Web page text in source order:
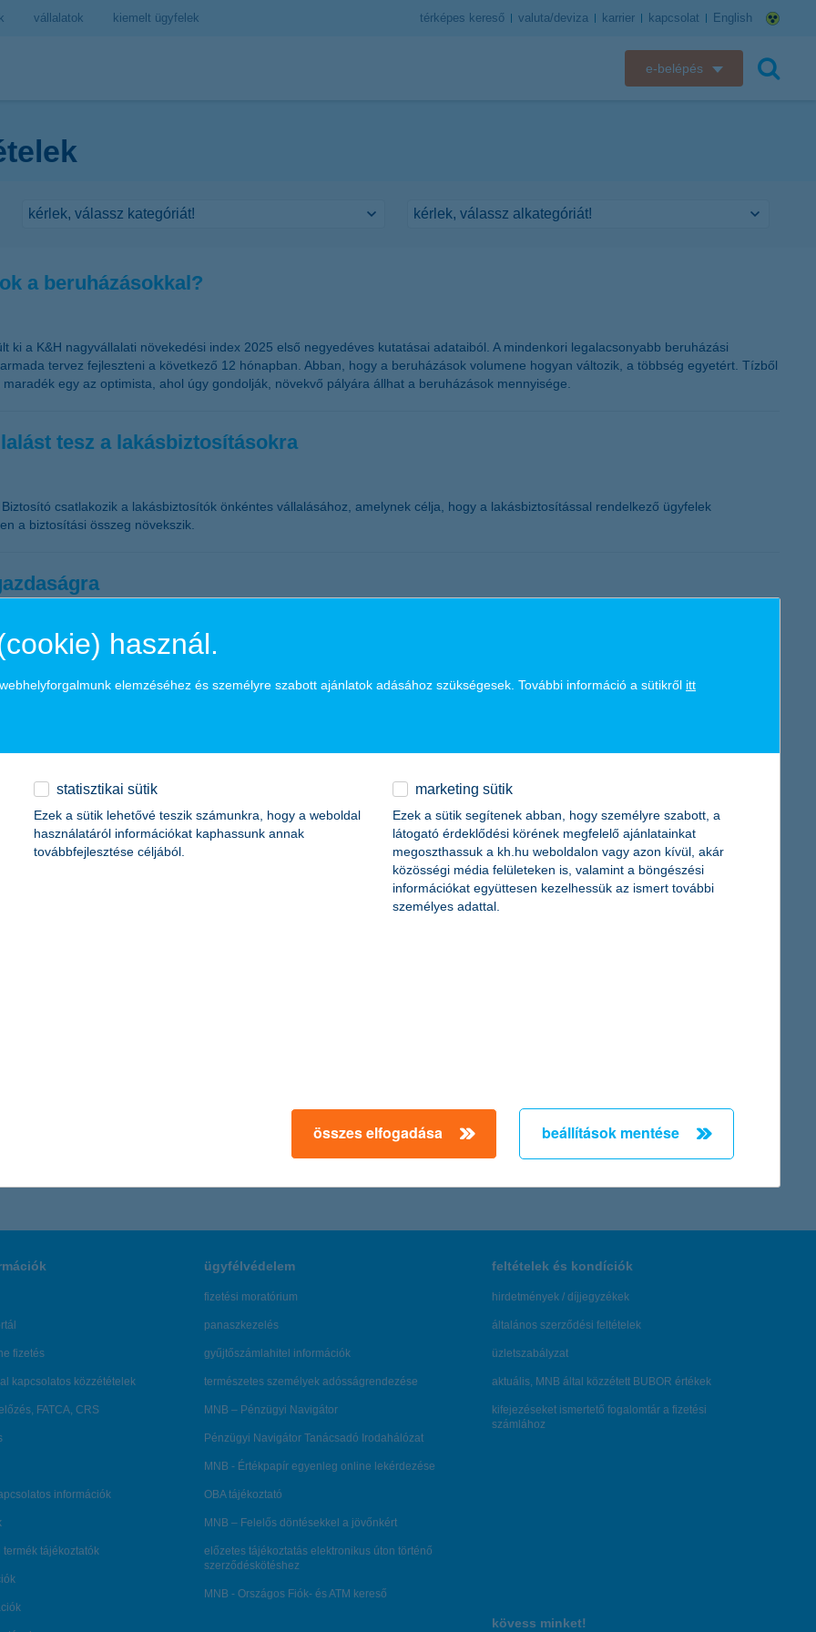
vállalatok kiemelt ügyfelek térképes kereső valuta/deviza karrier kapcsolat English
e-belépés
a beruházásokkal?
a K&H nagyvállalati növekedési index 2025 első negyedéves kutatásai adataiból. A mindenkori legalacsonyabb beruházási
tervez fejleszteni a következő 12 hónapban. Abban, hogy a beruházások volumene hogyan változik, a többség egyetért. Tízből
egy az optimista, ahol úgy gondolják, növekvő pályára állhat a beruházások mennyisége.
tesz a lakásbiztosításokra
csatlakozik a lakásbiztosítók önkéntes vállalásához, amelynek célja, hogy a lakásbiztosítással rendelkező ügyfelek
a biztosítási összeg növekszik.
jelentkeznek a magyar agráriumban az idei évben is, nem csoda, hogy a mezőgazdasági vállalkozások várakozásai már
és pénzügyi eredményességében. Ebben a helyzetben rendkívül fontos, hogy a gazdaságok és finanszírozóik találjanak egy
pénzügyi, finanszírozási nehézségeket kezeljék és a cégek működése biztonságban legyen.
alindex a K&H innovációs index 2025 első félévi adatai szerint. Ez 7 pontos javulást jelent az előző félévhez képest, és jól mutatja,
vállalatok egyre tudatosabban fordulnak a technológiai fejlesztések felé – különösen a mesterséges intelligencia (MI), az IoT,
← Első Előző Következő
fizetés
kapcsolatos közzétételek
FATCA, CRS
információk
termék tájékoztatók
ügyfélvédelem
fizetési moratórium
panaszkezelés
gyűjtőszámlahitel információk
természetes személyek adósságrendezése
MNB – Pénzügyi Navigátor
Pénzügyi Navigátor Tanácsadó Irodahálózat
MNB - Értékpapír egyenleg online lekérdezése
OBA tájékoztató
MNB – Felelős döntésekkel a jövőnkért
előzetes tájékoztatás elektronikus úton történő
szerződéskötéshez
MNB - Országos Fiók- és ATM kereső
feltételek és kondíciók
hirdetmények / díjjegyzékek
általános szerződési feltételek
üzletszabályzat
aktuális, MNB által közzétett BUBOR értékek
kifejezéseket ismertető fogalomtár a fizetési
számlához
kövess minket!
használ.
elemzéséhez és személyre szabott ajánlatok adásához szükségesek. További információ a sütikről itt
statisztikai sütik
Ezek a sütik lehetővé teszik számunkra, hogy a weboldal
használatáról információkat kaphassunk annak
továbbfejlesztése céljából.
marketing sütik
Ezek a sütik segítenek abban, hogy személyre szabott, a
látogató érdeklődési körének megfelelő ajánlatainkat
megoszthassuk a kh.hu weboldalon vagy azon kívül, akár
közösségi média felületeken is, valamint a böngészési
információkat együttesen kezelhessük az ismert további
személyes adattal.
összes elfogadása beállítások mentése